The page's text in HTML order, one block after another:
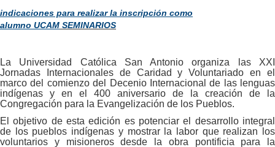
indicaciones para realizar la inscripción como
alumno UCAM SEMINARIOS
La Universidad Católica San Antonio organiza las XXI
Jornadas Internacionales de Caridad y Voluntariado en el
marco del comienzo del Decenio Internacional de las lenguas
indígenas y en el 400 aniversario de la creación de la
Congregación para la Evangelización de los Pueblos.
El objetivo de esta edición es potenciar el desarrollo integral
de los pueblos indígenas y mostrar la labor que realizan los
voluntarios y misioneros desde la obra pontificia para la